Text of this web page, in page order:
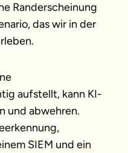
Randerscheinung
das wir in der
aufstellt, kann KI-
und abwehren.
SIEM und ein